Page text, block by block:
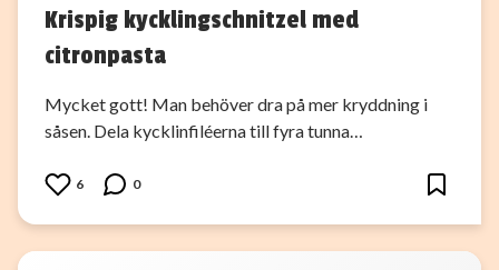
Krispig kycklingschnitzel med
citronpasta
Mycket gott! Man behöver dra på mer kryddning i
såsen. Dela kycklinfiléerna till fyra tunna…
6 0